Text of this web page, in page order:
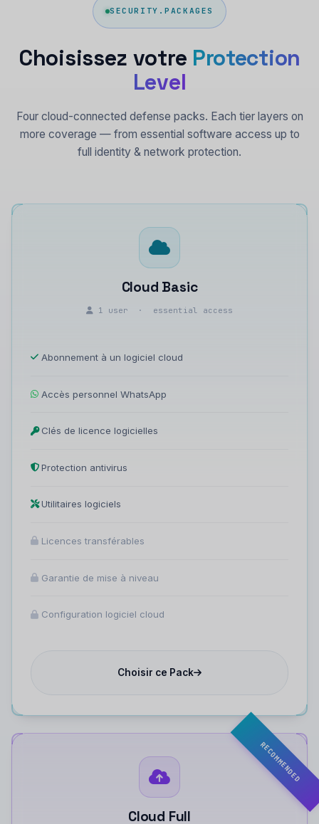
SECURITY.PACKAGES
Choisissez votre Protection
Level
Four cloud-connected defense packs. Each tier layers on
more coverage — from essential software access up to
full identity & network protection.
Cloud Basic
1 user · essential access
Abonnement à un logiciel cloud
Accès personnel WhatsApp
Clés de licence logicielles
Protection antivirus
Utilitaires logiciels
Licences transférables
Garantie de mise à niveau
Configuration logiciel cloud
Choisir ce Pack
RECOMMENDED
Cloud Full